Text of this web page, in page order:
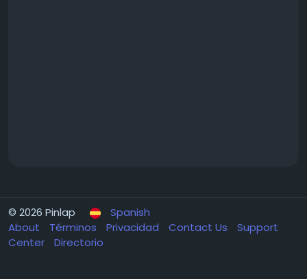
© 2026 Pinlap
Spanish
About
Términos Privacidad Contact Us
Support
Center
Directorio